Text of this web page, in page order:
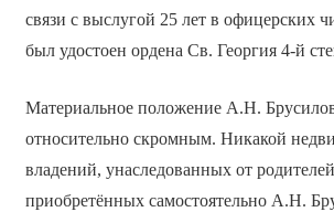
связи с выслугой 25 лет в офицерских
был удостоен ордена Св. Георгия 4-й
Материальное положение А.Н.
относительно скромным. Никакой
владений, унаследованных от
приобретённых самостоятельно А.Н.